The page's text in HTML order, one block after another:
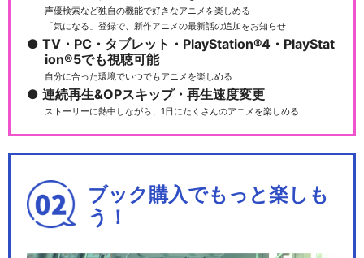
声優検索など独自の機能で好きなアニメを楽しめる
「気になる」登録で、新作アニメの最新話の追加をお知らせ
TV・PC・タブレット・PlayStation®4・PlayStat
ion®5でも視聴可能
自分に合った環境でいつでもアニメを楽しめる
連続再生&OPスキップ・再生速度変更
ストーリーに熱中しながら、1日にたくさんのアニメを楽しめる
ブック購入でもっと楽しも
う！